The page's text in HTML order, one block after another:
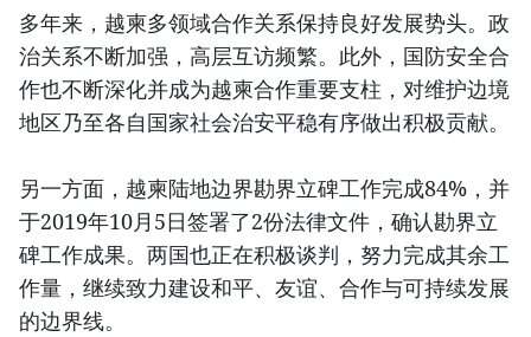
多年来，越柬多领域合作关系保持良好发展势头。政
治关系不断加强，高层互访频繁。此外，国防安全合
作也不断深化并成为越柬合作重要支柱，对维护边境
地区乃至各自国家社会治安平稳有序做出积极贡献。
另一方面，越柬陆地边界勘界立碑工作完成84%，并
于2019年10月5日签署了2份法律文件，确认勘界立
碑工作成果。两国也正在积极谈判，努力完成其余工
作量，继续致力建设和平、友谊、合作与可持续发展
的边界线。